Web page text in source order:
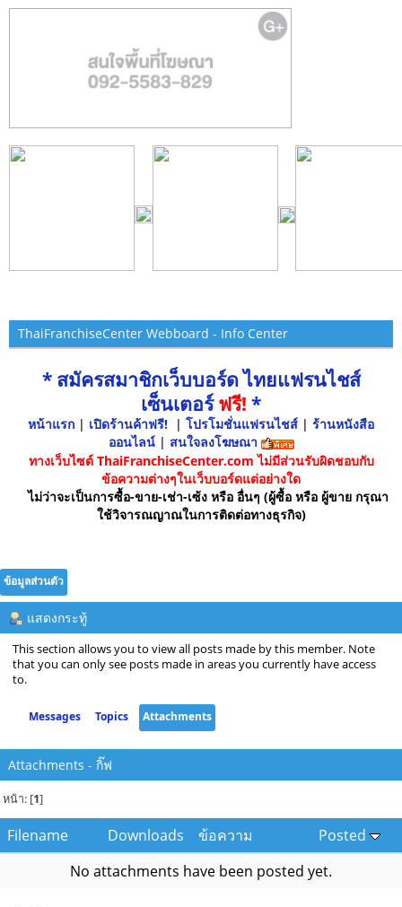
ThaiFranchiseCenter Webboard - Info Center
* สมัครสมาชิกเว็บบอร์ด ไทยแฟรนไชส์
เซ็นเตอร์ฟรี! *
หน้าแรก | เปิดร้านค้าฟรี! | โปรโมชั่นแฟรนไชส์ | ร้านหนังสือ
ออนไลน์ | สนใจลงโฆษณา
ทางเว็บไซต์ ThaiFranchiseCenter.com ไม่มีส่วนรับผิดชอบกับ
ข้อความต่างๆในเว็บบอร์ดแต่อย่างใด
ไม่ว่าจะเป็นการซื้อ-ขาย-เช่า-เซ้ง หรือ อื่นๆ (ผู้ซื้อ หรือ ผู้ขาย กรุณา
ใช้วิจารณญาณในการติดต่อทางธุรกิจ)
ข้อมูลส่วนตัว
แสดงกระทู้
This section allows you to view all posts made by this member. Note
that you can only see posts made in areas you currently have access
to.
Messages Topics Attachments
Attachments - กิ๊ฟ
หน้า: [1]
Filename Downloads ข้อความ
Posted
No attachments have been posted yet.